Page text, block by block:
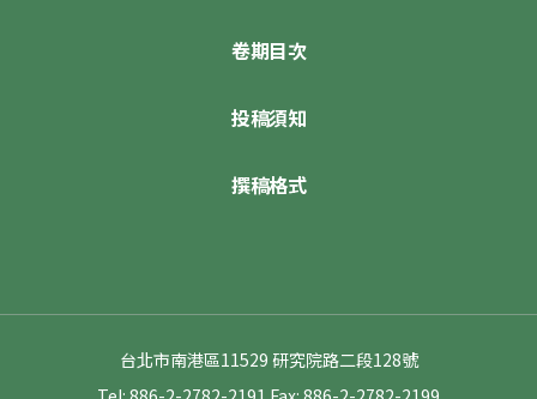
卷期目次
投稿須知
撰稿格式
台北市南港區11529 研究院路二段128號